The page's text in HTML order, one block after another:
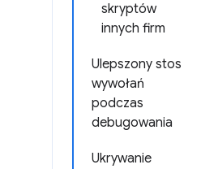
skryptów
innych firm
Ulepszony stos
wywołań
podczas
debugowania
Ukrywanie